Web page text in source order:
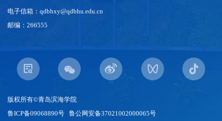
电子信箱：qdbhxy@qdbhu.edu.cn
邮编：266555
版权所有©青岛滨海学院
鲁ICP备09068890号 鲁公网安备37021002000065号